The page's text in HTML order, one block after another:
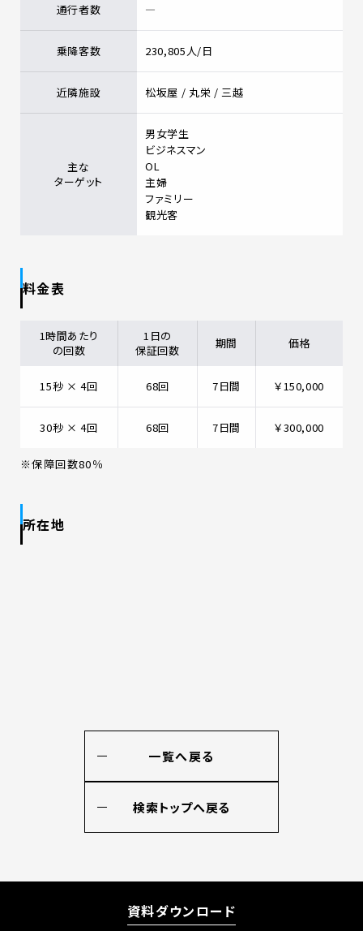
通行者数 ―
乗降客数 230,805人/日
近隣施設 松坂屋 / 丸栄 / 三越
主な
ターゲット
男女学生
ビジネスマン
OL
主婦
ファミリー
観光客
料金表
1時間あたり
の回数
1日の
保証回数
期間 価格
15秒 × 4回 68回 7日間 ￥150,000
30秒 × 4回 68回 7日間 ￥300,000
※保障回数80％
所在地
一覧へ戻る
検索トップへ戻る
資料ダウンロード